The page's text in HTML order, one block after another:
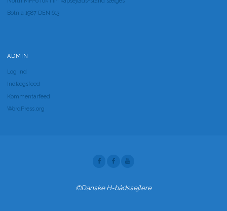
Botnia 1987 DEN 613
ADMIN
Log ind
Indlægsfeed
Kommentarfeed
WordPress.org
©Danske H-bådssejlere